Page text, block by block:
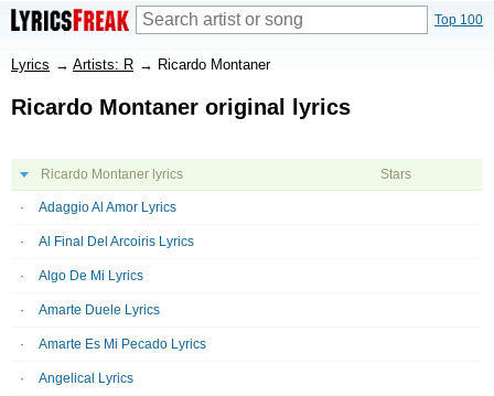
Top 100
Lyrics → Artists: R → Ricardo Montaner
Ricardo Montaner original lyrics
Ricardo Montaner lyrics Stars
Adaggio Al Amor Lyrics
Al Final Del Arcoiris Lyrics
Algo De Mi Lyrics
Amarte Duele Lyrics
Amarte Es Mi Pecado Lyrics
Angelical Lyrics